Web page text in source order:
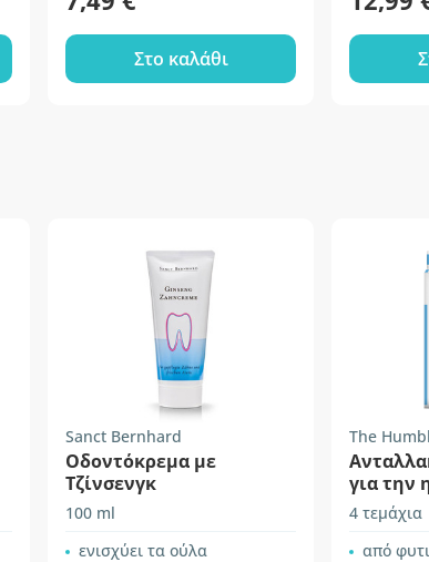
Στο καλάθι
Sanct Bernhard
Οδοντόκρεμα με
Τζίνσενγκ
100 ml
ενισχύει τα ούλα
The
για την
Soft
4 τεμάχια
από